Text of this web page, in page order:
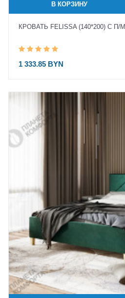
В КОРЗИНУ
КРОВАТЬ FELISSA (140*200) С П/М
1 333.85 BYN